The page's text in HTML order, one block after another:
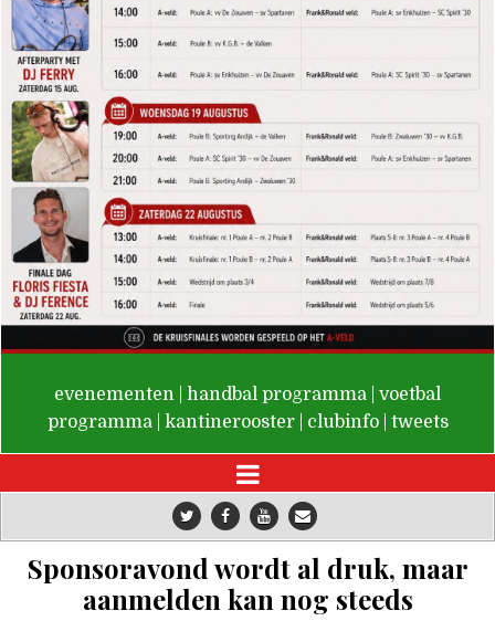
De Valken
evenementen handbal programma
voetbal
programma
kantinerooster clubinfo tweets
Sponsoravond wordt al druk, maar
aanmelden kan nog steeds